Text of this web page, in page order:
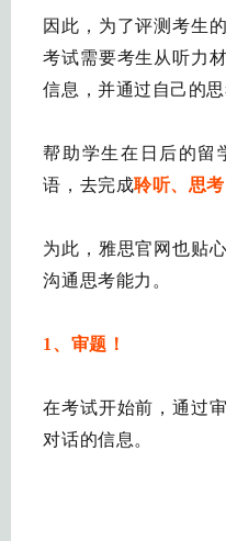
因此，为了评测考生
考试需要考生从听力
信息，并通过自己的思
帮助学生在日后的留
语，去完成聆听、思
为此，雅思官网也贴
沟通思考能力。
1、审题！
在考试开始前，通过
对话的信息。